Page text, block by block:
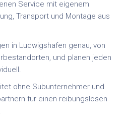
Service mit eigenem
Transport und Montage aus
in Ludwigshafen genau, von
und planen jeden
ohne Subunternehmer und
für einen reibungslosen